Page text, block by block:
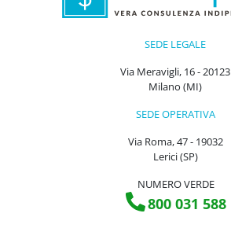
SEDE LEGALE
Via Meravigli, 16 - 20123
Milano (MI)
SEDE OPERATIVA
Via Roma, 47 - 19032
Lerici (SP)
NUMERO VERDE
800 031 588